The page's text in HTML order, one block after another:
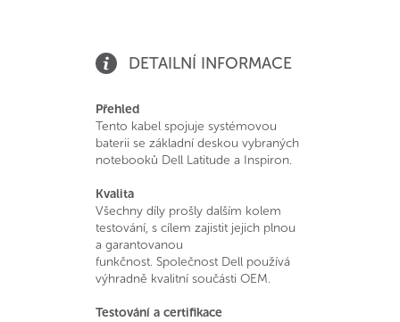
DETAILNÍ INFORMACE
Přehled
Tento kabel spojuje systémovou
baterii se základní deskou vybraných
notebooků Dell Latitude a Inspiron.
Kvalita
Všechny díly prošly dalším kolem
testování, s cílem zajistit jejich plnou
a garantovanou
funkčnost. Společnost Dell používá
výhradně kvalitní součásti OEM.
Testování a certifikace